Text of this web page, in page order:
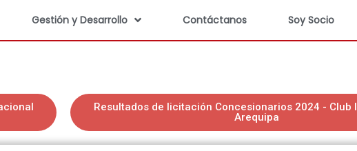
Gestión y Desarrollo Contáctanos Soy Socio
Resultados de licitación Concesionarios 2024 - Club
Arequipa